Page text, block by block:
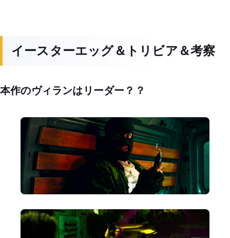
イースターエッグ＆トリビア＆考察
本作のヴィランはリーダー？？